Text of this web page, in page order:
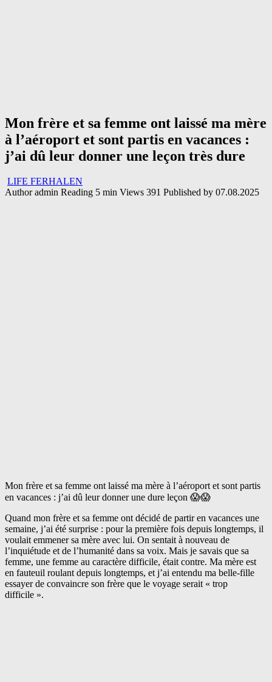
Mon frère et sa femme ont laissé ma mère
à l’aéroport et sont partis en vacances :
j’ai dû leur donner une leçon très dure
LIFE FERHALEN
Author admin Reading 5 min Views 391 Published by 07.08.2025
Mon frère et sa femme ont laissé ma mère à l’aéroport et sont partis
en vacances : j’ai dû leur donner une dure leçon 😱😱
Quand mon frère et sa femme ont décidé de partir en vacances une
semaine, j’ai été surprise : pour la première fois depuis longtemps, il
voulait emmener sa mère avec lui. On sentait à nouveau de
l’inquiétude et de l’humanité dans sa voix. Mais je savais que sa
femme, une femme au caractère difficile, était contre. Ma mère est
en fauteuil roulant depuis longtemps, et j’ai entendu ma belle-fille
essayer de convaincre son frère que le voyage serait « trop
difficile ».